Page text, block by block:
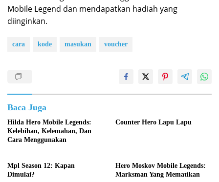
Mobile Legend dan mendapatkan hadiah yang
diinginkan.
cara kode masukan voucher
Baca Juga
Hilda Hero Mobile Legends:
Kelebihan, Kelemahan, Dan
Cara Menggunakan
Counter Hero Lapu Lapu
Mpl Season 12: Kapan
Dimulai?
Hero Moskov Mobile Legends:
Marksman Yang Mematikan